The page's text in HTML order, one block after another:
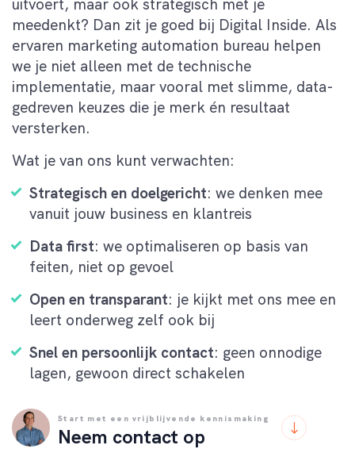
uitvoert, maar ook strategisch met je
meedenkt? Dan zit je goed bij Digital Inside. Als
ervaren marketing automation bureau helpen
we je niet alleen met de technische
implementatie, maar vooral met slimme, data-
gedreven keuzes die je merk én resultaat
versterken.
Wat je van ons kunt verwachten:
Strategisch en doelgericht: we denken mee
vanuit jouw business en klantreis
Data first: we optimaliseren op basis van
feiten, niet op gevoel
Open en transparant: je kijkt met ons mee en
leert onderweg zelf ook bij
Snel en persoonlijk contact: geen onnodige
lagen, gewoon direct schakelen
Start met een vrijblijvende kennismaking
Neem contact op